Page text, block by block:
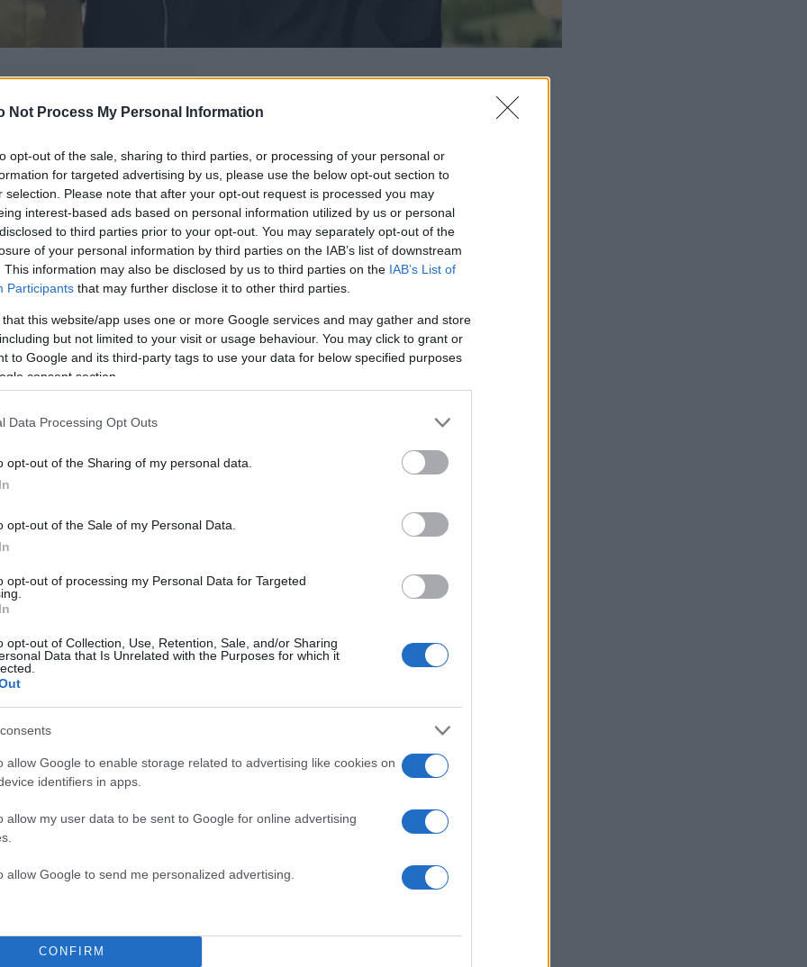
Not Process My Personal Information
opt-out of the sale, sharing to third parties, or processing of your personal or
for targeted advertising by us, please use the below opt-out section to
selection. Please note that after your opt-out request is processed you may
interest-based ads based on personal information utilized by us or personal
to third parties prior to your opt-out. You may separately opt-out of the
of your personal information by third parties on the IAB’s list of downstream
This information may also be disclosed by us to third parties on the IAB’s List of
Participants that may further disclose it to other third parties.
that this website/app uses one or more Google services and may gather and store
but not limited to your visit or usage behaviour. You may click to grant or
to Google and its third-party tags to use your data for below specified purposes
consent section.
Data Processing Opt Outs
opt-out of the Sharing of my personal data.
opt-out of the Sale of my Personal Data.
opt-out of processing my Personal Data for Targeted
opt-out of Collection, Use, Retention, Sale, and/or Sharing
Data that Is Unrelated with the Purposes for which it
allow Google to enable storage related to advertising like cookies on
identifiers in apps.
allow my user data to be sent to Google for online advertising
allow Google to send me personalized advertising.
CONFIRM
πιο συχνά
γιορτή στην Πάρο, που
από την Ελλάδα και το
και οΜπρούνο Τσερέλα
αυτή τη φορά με
συνδυάζοντας στιγμές
1 στο Σίλβερστοουν, εκεί
Grand Prix προσελκύει κάθε
αθλητισμού. Στο ταξίδι
με την παρέα να μοιράζεται
στην Αγγλία.
στα social media,
ταξίδι, μεταφέροντας στους
τις ημέρες της εκεί. Σε
μαζί με τον Μπρούνο
και ευδιάθετο,
λίγες ημέρες μετά το
ΔΙΑΦΗΜΙΣΗ